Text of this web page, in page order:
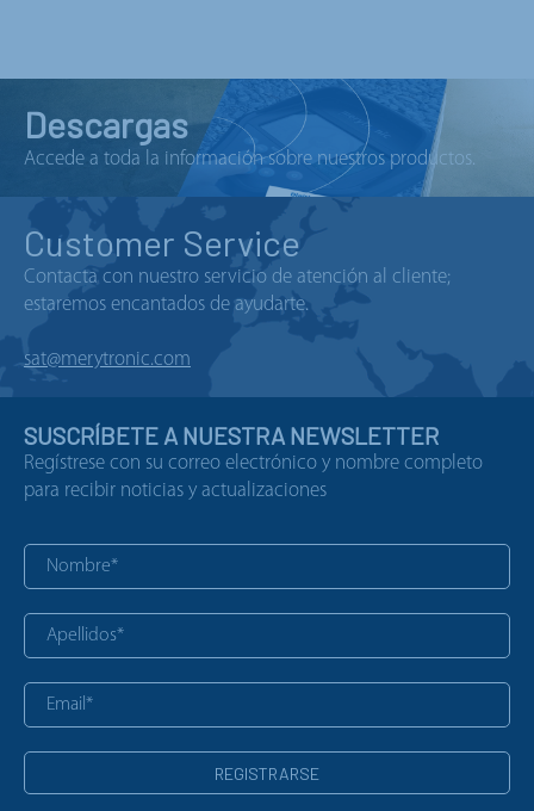
Descargas
Accede a toda la información sobre nuestros productos.
Customer Service
Contacta con nuestro servicio de atención al cliente;
estaremos encantados de ayudarte.
sat@merytronic.com
SUSCRÍBETE A NUESTRA NEWSLETTER
Regístrese con su correo electrónico y nombre completo
para recibir noticias y actualizaciones